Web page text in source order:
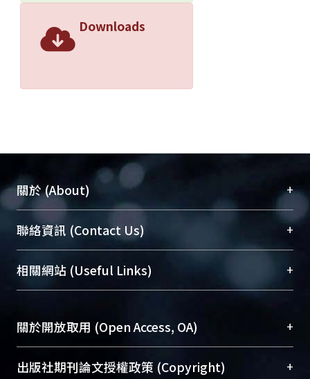
Downloads
關於 (About) +
臺大位居世界頂尖大學之列，為永久珍藏及向國際
展現本校豐碩的研究成果及學術能量，圖書館整合
機構典藏（NTUR）與學術庫（AH）不同功能平
台，成為臺大學術典藏NTU scholars。期能整合研
究能量、促進交流合作、保存學術產出、推廣研究
成果。
To permanently archive and promote researcher
profiles and scholarly works, Library integrates the
聯絡資訊 (Contact Us) +
總館學科館員(Main Library)
醫學圖書館學科館員(Medical Library)
Sciences Library)
相關網站 (Useful Links) +
關於開放取用 (Open Access, OA) +
開放取用是從使用者角度提升資訊取用性的社會運
出版社期刊論文授權政策 (Copyright) +